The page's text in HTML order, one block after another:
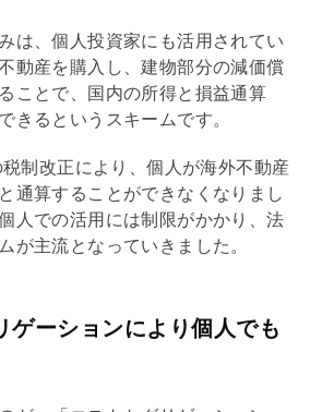
は、個人投資家にも活用されてい
動産を購入し、建物部分の減価償
ことで、国内の所得と損益通算
きるというスキームです。
制改正により、個人が海外不動産
通算することができなくなりまし
人での活用には制限がかかり、法
が主流となっていきました。
ゲーションにより個人でも